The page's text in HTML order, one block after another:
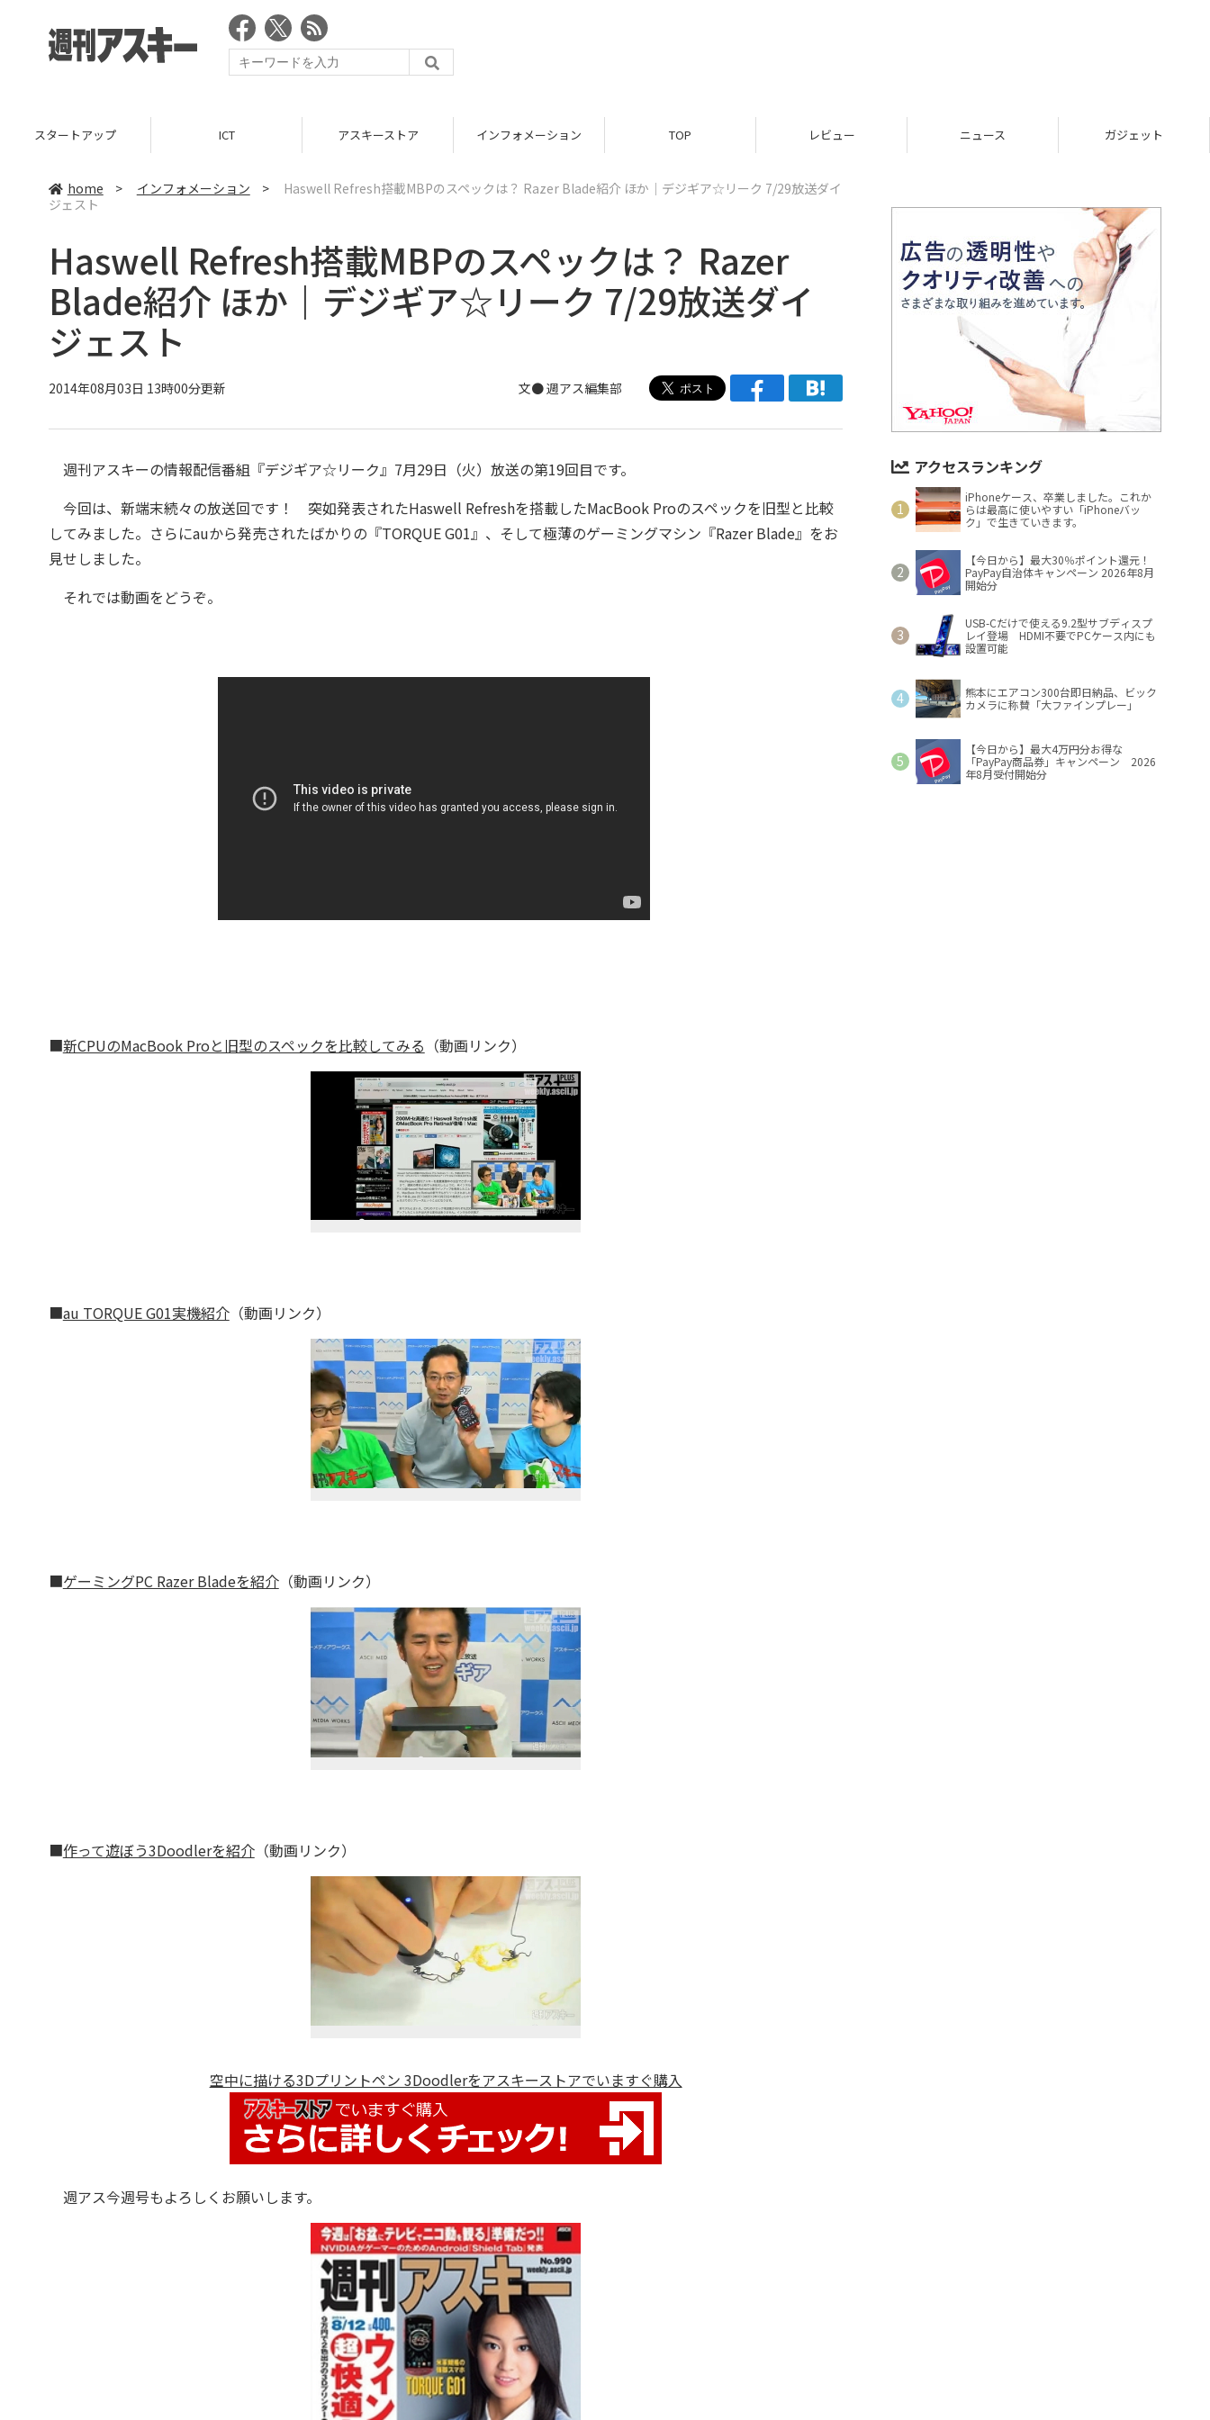
スタートアップ ICT アスキーストア インフォメーション TOP レビュー ニュース ガジェット
home > インフォメーション >
Haswell Refresh搭載MBPのスペックは？ Razer Blade紹介 ほか｜デジギア☆リーク 7/29放送ダイ
ジェスト
Haswell Refresh搭載MBPのスペックは？ Razer
Blade紹介 ほか｜デジギア☆リーク 7/29放送ダイ
ジェスト
2014年08月03日 13時00分更新 文●週アス編集部
週刊アスキーの情報配信番組『デジギア☆リーク』7月29日（火）放送の第19回目です。
今回は、新端末続々の放送回です！ 突如発表されたHaswell Refreshを搭載したMacBook Proのスペックを旧型と比較
してみました。さらにauから発売されたばかりの『TORQUE G01』、そして極薄のゲーミングマシン『Razer Blade』をお
見せしました。
それでは動画をどうぞ。
■新CPUのMacBook Proと旧型のスペックを比較してみる （動画リンク）
■au TORQUE G01実機紹介（動画リンク）
■ゲーミングPC Razer Bladeを紹介（動画リンク）
■作って遊ぼう3Doodlerを紹介（動画リンク）
空中に描ける3Dプリントペン 3Doodlerをアスキーストアでいますぐ購入
週アス今週号もよろしくお願いします。
アクセスランキング
iPhoneケース、卒業しました。これか
らは最高に使いやすい「iPhoneバッ
ク」で生きていきます。
【今日から】最大30％ポイント還元！
PayPay自治体キャンペーン 2026年8月
開始分
USB-Cだけで使える9.2型サブディスプ
レイ登場 HDMI不要でPCケース内にも
設置可能
熊本にエアコン300台即日納品、ビック
カメラに称賛「大ファインプレー」
【今日から】最大4万円分お得な
「PayPay商品券」キャンペーン 2026
年8月受付開始分